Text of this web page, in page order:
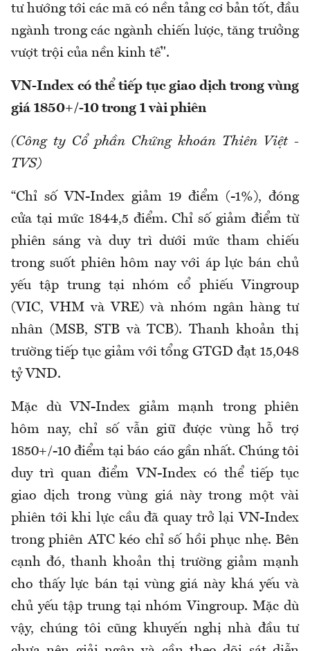
tư hướng tới các mã có nền tảng cơ bản tốt, đầu
ngành trong các ngành chiến lược, tăng trưởng
vượt trội của nền kinh tế".
VN-Index có thể tiếp tục giao dịch trong vùng
giá 1850+/-10 trong 1 vài phiên
(Công ty Cổ phần Chứng khoán Thiên Việt -
TVS)
“Chỉ số VN-Index giảm 19 điểm (-1%), đóng
cửa tại mức 1844,5 điểm. Chỉ số giảm điểm từ
phiên sáng và duy trì dưới mức tham chiếu
trong suốt phiên hôm nay với áp lực bán chủ
yếu tập trung tại nhóm cổ phiếu Vingroup
(VIC, VHM và VRE) và nhóm ngân hàng tư
nhân (MSB, STB và TCB). Thanh khoản thị
trường tiếp tục giảm với tổng GTGD đạt 15,048
tỷ VND.
Mặc dù VN-Index giảm mạnh trong phiên
hôm nay, chỉ số vẫn giữ được vùng hỗ trợ
1850+/-10 điểm tại báo cáo gần nhất. Chúng tôi
duy trì quan điểm VN-Index có thể tiếp tục
giao dịch trong vùng giá này trong một vài
phiên tới khi lực cầu đã quay trở lại VN-Index
trong phiên ATC kéo chỉ số hồi phục nhẹ. Bên
cạnh đó, thanh khoản thị trường giảm mạnh
cho thấy lực bán tại vùng giá này khá yếu và
chủ yếu tập trung tại nhóm Vingroup. Mặc dù
vậy, chúng tôi cũng khuyến nghị nhà đầu tư